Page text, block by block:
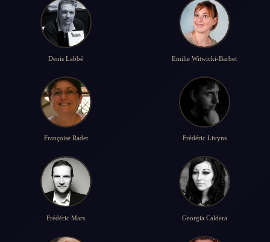
Denis Labbé Emilie Witwicki-Barbet
Françoise Radet Frédéric Livyns
Frédéric Mars Georgia Caldera